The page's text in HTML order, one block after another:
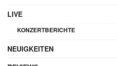
LIVE
KONZERTBERICHTE
NEUIGKEITEN